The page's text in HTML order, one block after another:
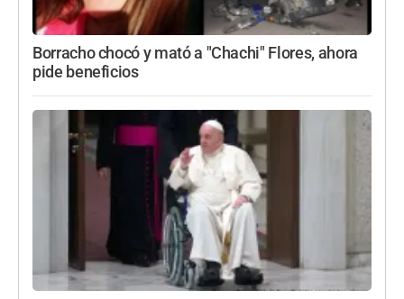
Borracho chocó y mató a "Chachi" Flores, ahora
pide beneficios